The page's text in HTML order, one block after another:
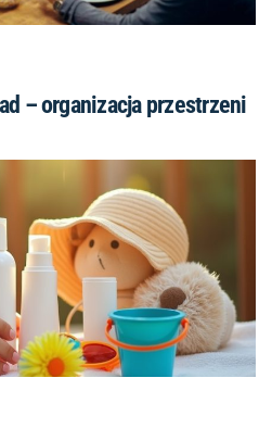
– organizacja przestrzeni